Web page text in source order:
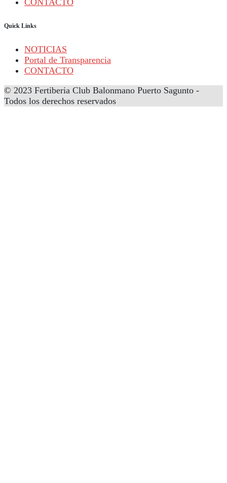
CONTACTO
Quick Links
NOTICIAS
Portal de Transparencia
CONTACTO
© 2023 Fertiberia Club Balonmano Puerto Sagunto -
Todos los derechos reservados